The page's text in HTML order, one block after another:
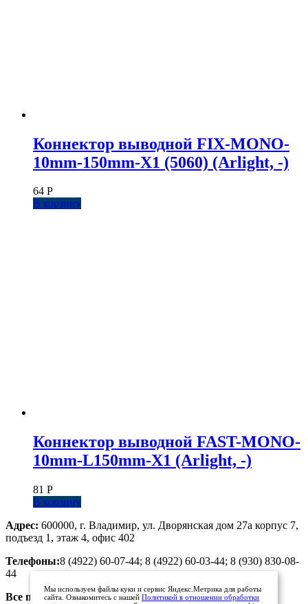
Коннектор выводной FIX-MONO-
10mm-150mm-X1 (5060) (Arlight, -)
64 Р
В корзину
Коннектор выводной FAST-MONO-
10mm-L150mm-X1 (Arlight, -)
81 Р
В корзину
Адрес: 600000, г. Владимир, ул. Дворянская дом 27а корпус 7,
подъезд 1, этаж 4, офис 402
Телефоны:8 (4922) 60-07-44; 8 (4922) 60-03-44; 8 (930) 830-08-
44
Все предложения, размещенные на сайте, не являются
Мы используем файлы куки и сервис Яндекс.Метрика для работы
сайта. Ознакомитесь с нашей Политикой в отношении обработки